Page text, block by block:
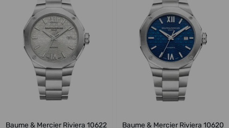
Baume & Mercier Riviera 10622 Baume & Mercier Riviera 10620